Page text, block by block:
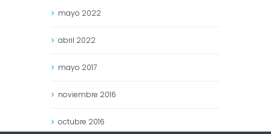
mayo 2022
abril 2022
mayo 2017
noviembre 2016
octubre 2016